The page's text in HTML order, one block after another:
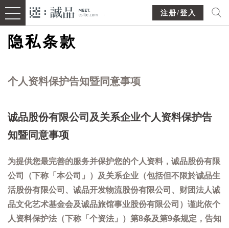
注册/登入
隐私条款
个人资料保护告知暨同意事项
诚品股份有限公司及关系企业个人资料保护告
知暨同意事项
为提供您最完善的服务并保护您的个人资料，诚品股份有限
公司（下称「本公司」）及关系企业（包括但不限於诚品生
活股份有限公司、诚品开发物流股份有限公司、财团法人诚
品文化艺术基金会及诚品旅馆事业股份有限公司）谨此依个
人资料保护法（下称「个资法」）第8条及第9条规定，告知